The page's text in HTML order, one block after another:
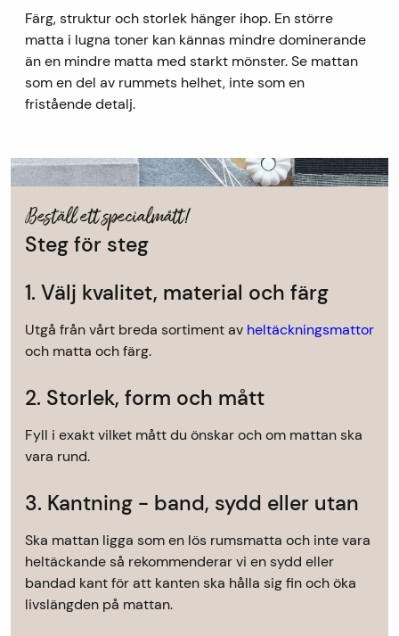
Färg, struktur och storlek hänger ihop. En större
matta i lugna toner kan kännas mindre dominerande
än en mindre matta med starkt mönster. Se mattan
som en del av rummets helhet, inte som en
fristående detalj.
Beställ ett specialmått!
Steg för steg
1. Välj kvalitet, material och färg
Utgå från vårt breda sortiment av heltäckningsmattor
och matta och färg.
2. Storlek, form och mått
Fyll i exakt vilket mått du önskar och om mattan ska
vara rund.
3. Kantning - band, sydd eller utan
Ska mattan ligga som en lös rumsmatta och inte vara
heltäckande så rekommenderar vi en sydd eller
bandad kant för att kanten ska hålla sig fin och öka
livslängden på mattan.